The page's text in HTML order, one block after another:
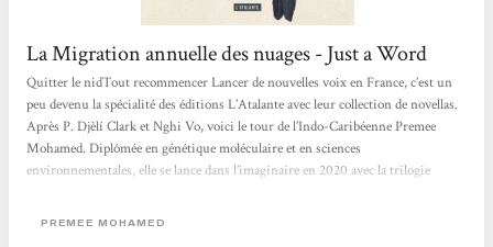
La Migration annuelle des nuages - Just a Word
Quitter le nidTout recommencer Lancer de nouvelles voix en France, c’est un
peu devenu la spécialité des éditions L’Atalante avec leur collection de novellas.
Après P. Djèlí Clark et Nghi Vo, voici le tour de l’Indo-Caribéenne Premee
Mohamed. Diplômée en génétique moléculaire et en sciences
environnementales, elle se lance dans l’imaginaire en 2020 avec la trilogie
post-apocalyptique intitulé La Migration annuelle des nuages. C’est de ce
PREMEE MOHAMED